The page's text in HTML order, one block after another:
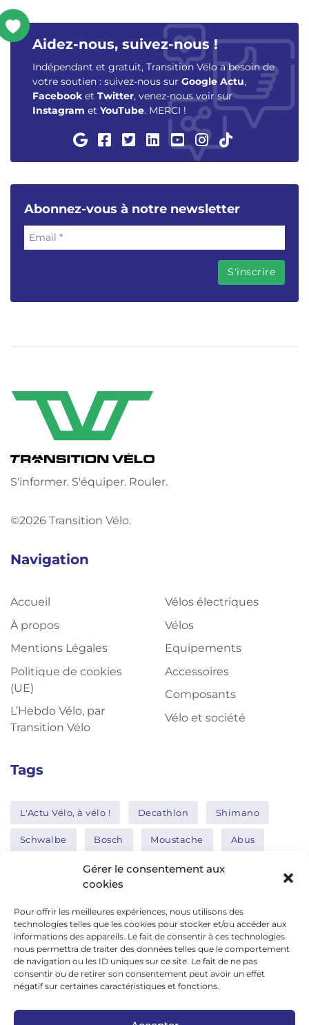
Gérer le consentement aux
cookies
Pour offrir les meilleures expériences, nous utilisons des
technologies telles que les cookies pour stocker et/ou accéder aux
informations des appareils. Le fait de consentir à ces technologies
nous permettra de traiter des données telles que le comportement
de navigation ou les ID uniques sur ce site. Le fait de ne pas
consentir ou de retirer son consentement peut avoir un effet
négatif sur certaines caractéristiques et fonctions.
Aidez-nous, suivez-nous !
Indépendant et gratuit, Transition Vélo a besoin de
votre soutien : suivez-nous sur Google Actu,
Facebook et Twitter, venez-nous voir sur
Instagram et YouTube. MERCI !
Abonnez-vous à notre newsletter
S'informer. S'équiper. Rouler.
©2026 Transition Vélo.
Navigation
Accueil
À propos
Mentions Légales
Politique de cookies
(UE)
L’Hebdo Vélo, par
Transition Vélo
Vélos électriques
Vélos
Equipements
Accessoires
Composants
Vélo et société
Tags
L'Actu Vélo, à vélo ! Decathlon Shimano
Schwalbe Bosch Moustache Abus
Thule Nakamura
Réseaux sociaux
google news
facebook
twitter